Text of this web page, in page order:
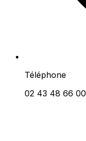
Téléphone
02 43 48 66 00